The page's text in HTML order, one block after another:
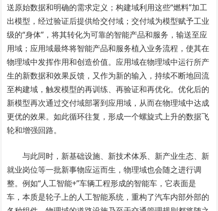
送原始数据和明确的需求定义；构建域利用这些“燃料”加工
出模型，经过验证后提供给交付域；交付域为模型赋予工业
级的“身体”，将其转化为可靠的智能产品和服务，输送至应
用域；应用域最终将智能产品和服务植入业务流程，使其在
物理域中发挥作用和创造价值。应用域在物理域中运行所产
生的新数据和效果反馈，又作为新的输入，持续不断地回流
至构建域，触发模型的再训练、再验证和再优化。优化后的
新模型再次通过交付域部署到应用域，从而在物理域中达成
更优的效果。如此循环往复，形成一个螺旋式上升的数据飞
轮和增强回路。
与此同时，新基础设施、新技术体系、新产业生态、新
就业岗位等一批新事物应运而生，物理域也会随之进行调
整。例如“人工智能+”车辆工程形成的智能车，它表面是
车，本质是轮子上的人工智能系统，重构了汽车内部外部的